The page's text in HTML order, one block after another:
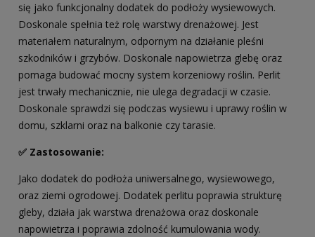
się jako funkcjonalny dodatek do podłoży wysiewowych.
Doskonale spełnia też rolę warstwy drenażowej. Jest
materiałem naturalnym, odpornym na działanie pleśni
szkodników i grzybów. Doskonale napowietrza glebę oraz
pomaga budować mocny system korzeniowy roślin. Perlit
jest trwały mechanicznie, nie ulega degradacji w czasie.
Doskonale sprawdzi się podczas wysiewu i uprawy roślin w
domu, szklarni oraz na balkonie czy tarasie.
✅ Zastosowanie:
Jako dodatek do podłoża uniwersalnego, wysiewowego,
oraz ziemi ogrodowej. Dodatek perlitu poprawia strukturę
gleby, działa jak warstwa drenażowa oraz doskonale
napowietrza i poprawia zdolność kumulowania wody.